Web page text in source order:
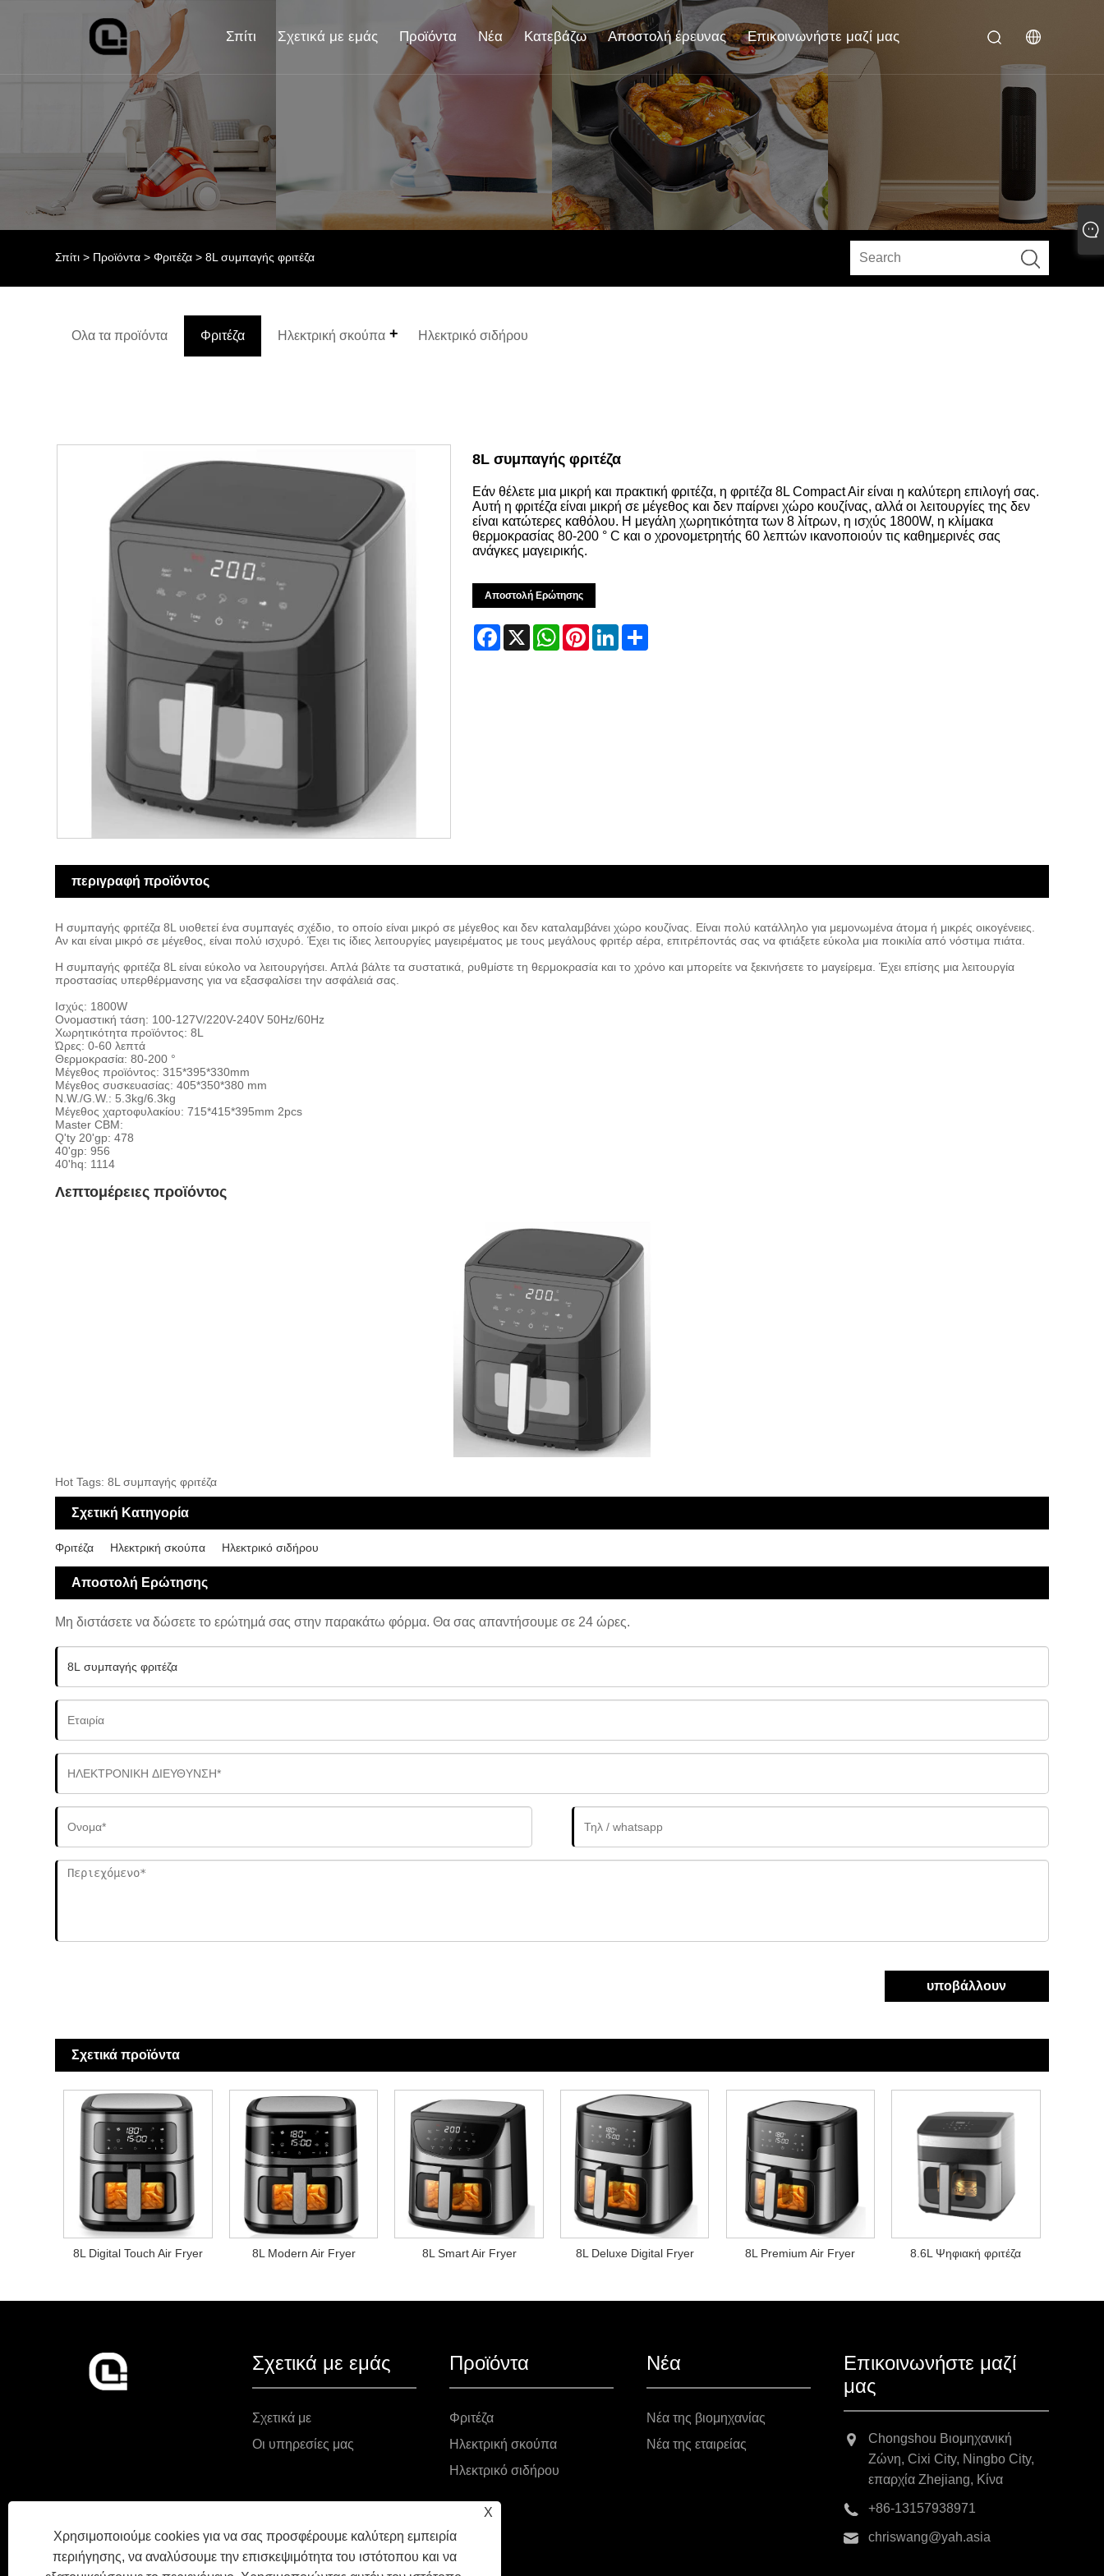
Σπίτι Σχετικά με εμάς Προϊόντα Νέα Κατεβάζω Αποστολή έρευνας Επικοινωνήστε μαζί μας
Σπίτι > Προϊόντα >Φριτέζα > 8L συμπαγής φριτέζα
Ολα τα προϊόντα Φριτέζα Ηλεκτρική σκούπα Ηλεκτρικό σιδήρου
8L συμπαγής φριτέζα
Εάν θέλετε μια μικρή και πρακτική φριτέζα, η φριτέζα 8L Compact Air είναι η καλύτερη επιλογή σας.
Αυτή η φριτέζα είναι μικρή σε μέγεθος και δεν παίρνει χώρο κουζίνας, αλλά οι λειτουργίες της δεν
είναι κατώτερες καθόλου. Η μεγάλη χωρητικότητα των 8 λίτρων, η ισχύς 1800W, η κλίμακα
θερμοκρασίας 80-200 ° C και ο χρονομετρητής 60 λεπτών ικανοποιούν τις καθημερινές σας
ανάγκες μαγειρικής.
Αποστολή Ερώτησης
Facebook
X WhatsApp
PinterestLinkedIn
περιγραφή προϊόντος
Η συμπαγής φριτέζα 8L υιοθετεί ένα συμπαγές σχέδιο, το οποίο είναι μικρό σε μέγεθος και δεν καταλαμβάνει χώρο κουζίνας. Είναι πολύ κατάλληλο για μεμονωμένα άτομα ή μικρές οικογένειες.
Αν και είναι μικρό σε μέγεθος, είναι πολύ ισχυρό. Έχει τις ίδιες λειτουργίες μαγειρέματος με τους μεγάλους φριτέρ αέρα, επιτρέποντάς σας να φτιάξετε εύκολα μια ποικιλία από νόστιμα πιάτα.
Η συμπαγής φριτέζα 8L είναι εύκολο να λειτουργήσει. Απλά βάλτε τα συστατικά, ρυθμίστε τη θερμοκρασία και το χρόνο και μπορείτε να ξεκινήσετε το μαγείρεμα. Έχει επίσης μια λειτουργία
προστασίας υπερθέρμανσης για να εξασφαλίσει την ασφάλειά σας.
Ισχύς: 1800W
Ονομαστική τάση: 100-127V/220V-240V 50Hz/60Hz
Χωρητικότητα προϊόντος: 8L
Ώρες: 0-60 λεπτά
Θερμοκρασία: 80-200 °
Μέγεθος προϊόντος: 315*395*330mm
Μέγεθος συσκευασίας: 405*350*380 mm
N.W./G.W.: 5.3kg/6.3kg
Μέγεθος χαρτοφυλακίου: 715*415*395mm 2pcs
Master CBM:
Q'ty 20'gp: 478
40'gp: 956
40'hq: 1114
Λεπτομέρειες προϊόντος
Hot Tags: 8L συμπαγής φριτέζα
Σχετική Κατηγορία
Φριτέζα Ηλεκτρική σκούπα Ηλεκτρικό σιδήρου
Αποστολή Ερώτησης
Μη διστάσετε να δώσετε το ερώτημά σας στην παρακάτω φόρμα. Θα σας απαντήσουμε σε 24 ώρες.
υποβάλλουν
Σχετικά προϊόντα
8L Digital Touch Air Fryer 8L Modern Air Fryer 8L Smart Air Fryer 8L Deluxe Digital Fryer 8L Premium Air Fryer 8.6L Ψηφιακή φριτέζα
Σχετικά με εμάς
Σχετικά με
Οι υπηρεσίες μας
Προϊόντα
Φριτέζα
Ηλεκτρική σκούπα
Ηλεκτρικό σιδήρου
Νέα
Νέα της βιομηχανίας
Νέα της εταιρείας
Επικοινωνήστε μαζί
μας
Chongshou Βιομηχανική
Ζώνη, Cixi City, Ningbo City,
επαρχία Zhejiang, Κίνα
+86-13157938971
chriswang@yah.asia
X
Χρησιμοποιούμε cookies για να σας προσφέρουμε καλύτερη εμπειρία
περιήγησης, να αναλύσουμε την επισκεψιμότητα του ιστότοπου και να